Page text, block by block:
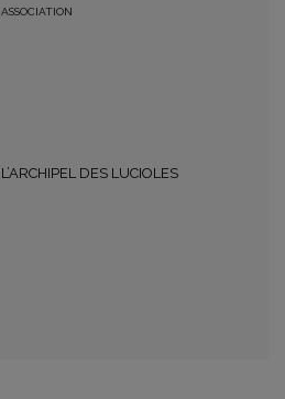
ASSOCIATION
L’ARCHIPEL DES LUCIOLES